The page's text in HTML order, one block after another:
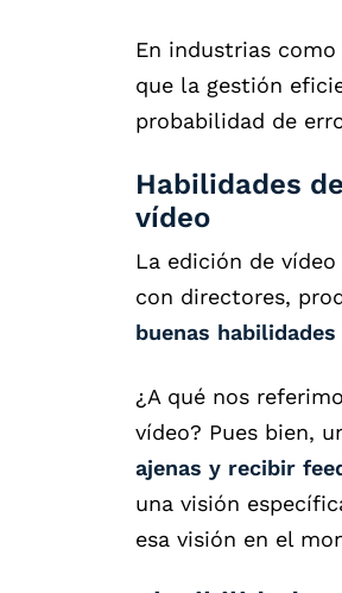
En industrias
que la gestión
probabilidad de
Habilidades
vídeo
La edición de
con directores,
buenas
¿A qué nos
vídeo? Pues bien,
ajenas y recibir
una visión
esa visión en el